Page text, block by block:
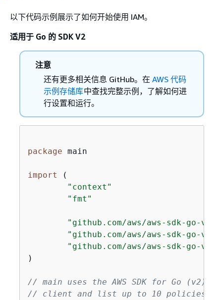
以下代码示例展示了如何开始使用 IAM。
适用于 Go 的 SDK V2
注意
还有更多相关信息 GitHub。在 AWS 代码
示例存储库中查找完整示例，了解如何进
行设置和运行。
package main
import (
"context"
"fmt"
"github.com/aws/aws-sdk-go-v2/
"github.com/aws/aws-sdk-go-v2/
"github.com/aws/aws-sdk-go-v2/
)
// main uses the AWS SDK for Go (v2)
// client and list up to 10 policies in